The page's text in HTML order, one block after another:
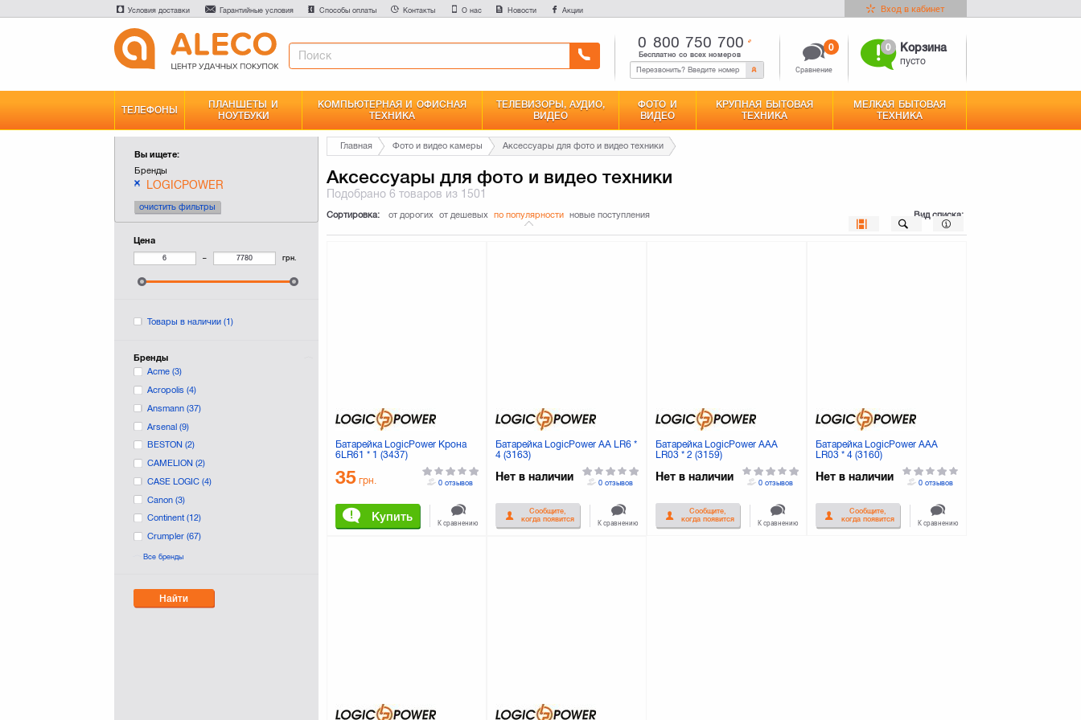
Условия доставки Гарантийные условия Способы оплаты Контакты О нас Новости Акции Вход в кабинет
0 800 750 700
Бесплатно со всех номеров
Сравнение
0 0 Корзина
пусто
ТЕЛЕФОНЫ
ПЛАНШЕТЫ И
НОУТБУКИ
КОМПЬЮТЕРНАЯ И ОФИСНАЯ
ТЕХНИКА
ТЕЛЕВИЗОРЫ, АУДИО,
ВИДЕО
ФОТО И
ВИДЕО
КРУПНАЯ БЫТОВАЯ
ТЕХНИКА
МЕЛКАЯ БЫТОВАЯ
ТЕХНИКА
Вы ищете:
Бренды
LOGICPOWER
очистить фильтры
Цена
– грн.
Товары в наличии(1)
Бренды
Acme(3)
Acropolis(4)
Ansmann(37)
Arsenal(9)
BESTON(2)
CAMELION(2)
CASE LOGIC(4)
Canon(3)
Continent(12)
Crumpler(67)
D-LEX(8)
DURACELL(41)
Digi-Optic(1)
Все бренды
Найти
Главная Фото и видео камеры Аксессуары для фото и видео техники
Аксессуары для фото и видео техники
Подобрано6 товаров из 1501
Сортировка: от дорогих от дешевых по популярности новые поступления Вид списка:
Батарейка LogicPower Крона
6LR61 * 1 (3437)
35 грн.
Купить
0 отзывов
К сравнению
Батарейка LogicPower AA LR6 *
4 (3163)
Нет в наличии
Сообщите,
когда появится
0 отзывов
К сравнению
Батарейка LogicPower AAA
LR03 * 2 (3159)
Нет в наличии
Сообщите,
когда появится
0 отзывов
К сравнению
Батарейка LogicPower AAA
LR03 * 4 (3160)
Нет в наличии
Сообщите,
когда появится
0 отзывов
К сравнению